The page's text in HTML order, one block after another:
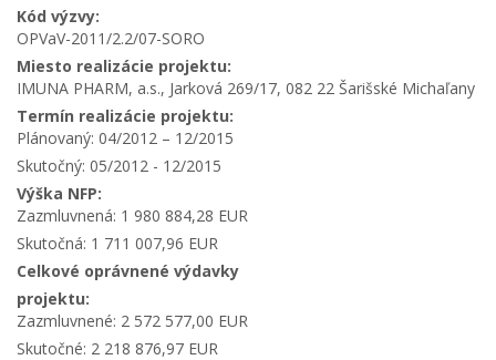
Kód výzvy:
OPVaV-2011/2.2/07-SORO
Miesto realizácie projektu:
IMUNA PHARM, a.s., Jarková 269/17, 082 22 Šarišské Michaľany
Termín realizácie projektu:
Plánovaný: 04/2012 – 12/2015
Skutočný: 05/2012 - 12/2015
Výška NFP:
Zazmluvnená: 1 980 884,28 EUR
Skutočná: 1 711 007,96 EUR
Celkové oprávnené výdavky
projektu:
Zazmluvnené: 2 572 577,00 EUR
Skutočné: 2 218 876,97 EUR